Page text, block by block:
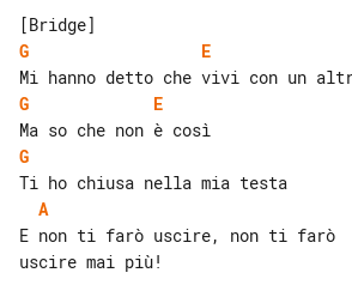
G
E
G
E
G
A
E non ti farò uscire, non ti farò
uscire mai più!